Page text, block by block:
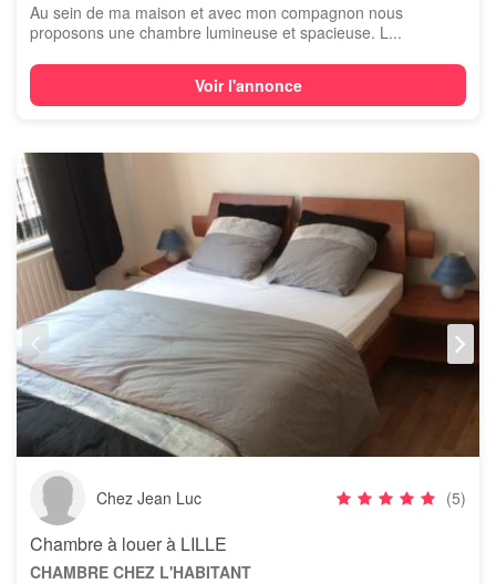
Au sein de ma maison et avec mon compagnon nous
proposons une chambre lumineuse et spacieuse. L...
Voir l'annonce
Chez Jean Luc (5)
Chambre à louer à LILLE
CHAMBRE CHEZ L'HABITANT